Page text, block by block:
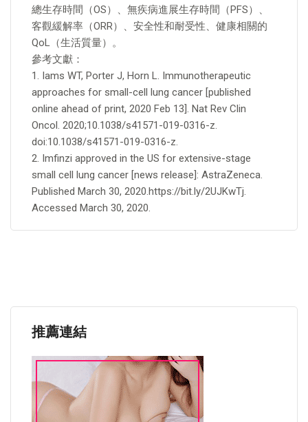
總生存時間（OS）、無疾病進展生存時間（PFS）、
客觀緩解率（ORR）、安全性和耐受性、健康相關的
QoL（生活質量）。
參考文獻：
1. Iams WT, Porter J, Horn L. Immunotherapeutic
approaches for small-cell lung cancer [published
online ahead of print, 2020 Feb 13]. Nat Rev Clin
Oncol. 2020;10.1038/s41571-019-0316-z.
doi:10.1038/s41571-019-0316-z.
2. Imfinzi approved in the US for extensive-stage
small cell lung cancer [news release]: AstraZeneca.
Published March 30, 2020.https://bit.ly/2UJKwTj.
Accessed March 30, 2020.
推薦連結